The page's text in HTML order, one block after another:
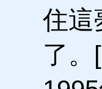
住這
了